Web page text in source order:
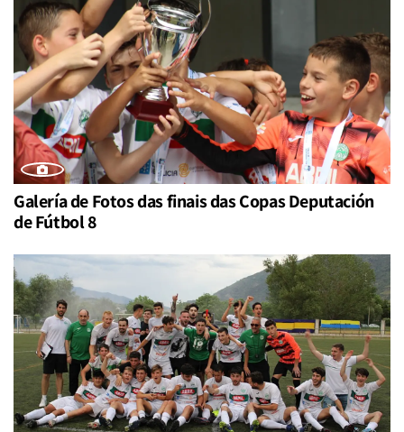
Galería de Fotos das finais das Copas Deputación
de Fútbol 8